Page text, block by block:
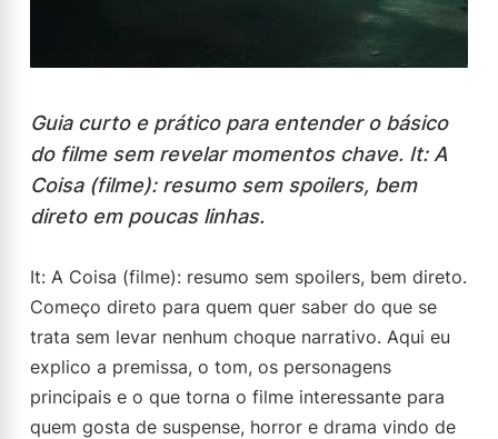
Guia curto e prático para entender o básico
do filme sem revelar momentos chave. It: A
Coisa (filme): resumo sem spoilers, bem
direto em poucas linhas.
It: A Coisa (filme): resumo sem spoilers, bem direto.
Começo direto para quem quer saber do que se
trata sem levar nenhum choque narrativo. Aqui eu
explico a premissa, o tom, os personagens
principais e o que torna o filme interessante para
quem gosta de suspense, horror e drama vindo de